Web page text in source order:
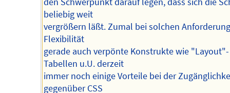
beliebig weit
vergrößern läßt. Zumal bei solchen
Flexibilität
gerade auch verpönte Konstrukte wie "Layout"-
Tabellen u.U. derzeit
immer noch einige Vorteile bei der
gegenüber CSS